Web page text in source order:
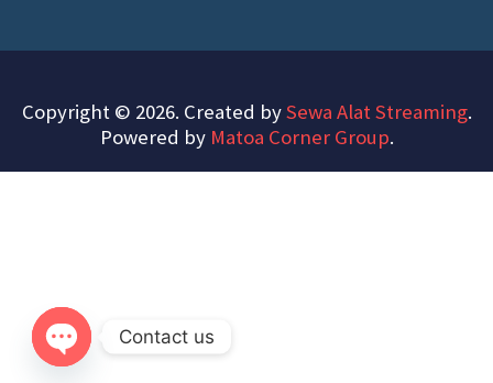
Copyright © 2026. Created bySewa Alat Streaming.
Powered by Matoa Corner Group.
Contact us